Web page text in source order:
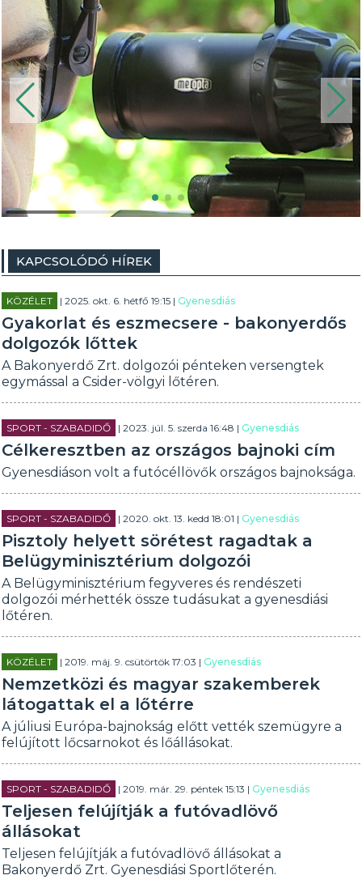
KAPCSOLÓDÓ HÍREK
KÖZÉLET | 2025. okt. 6. hétfő 19:15 |Gyenesdiás
Gyakorlat és eszmecsere - bakonyerdős
dolgozók lőttek
A Bakonyerdő Zrt. dolgozói pénteken versengtek
egymással a Csider-völgyi lőtéren.
SPORT - SZABADIDŐ | 2023. júl. 5. szerda 16:48 |Gyenesdiás
Célkeresztben az országos bajnoki cím
Gyenesdiáson volt a futócéllövők országos bajnoksága.
SPORT - SZABADIDŐ | 2020. okt. 13. kedd 18:01 |Gyenesdiás
Pisztoly helyett sörétest ragadtak a
Belügyminisztérium dolgozói
A Belügyminisztérium fegyveres és rendészeti
dolgozói mérhették össze tudásukat a gyenesdiási
lőtéren.
KÖZÉLET | 2019. máj. 9. csütörtök 17:03 |Gyenesdiás
Nemzetközi és magyar szakemberek
látogattak el a lőtérre
A júliusi Európa-bajnokság előtt vették szemügyre a
felújított lőcsarnokot és lőállásokat.
SPORT - SZABADIDŐ | 2019. már. 29. péntek 15:13 |Gyenesdiás
Teljesen felújítják a futóvadlövő
állásokat
Teljesen felújítják a futóvadlövő állásokat a
Bakonyerdő Zrt. Gyenesdiási Sportlőterén.